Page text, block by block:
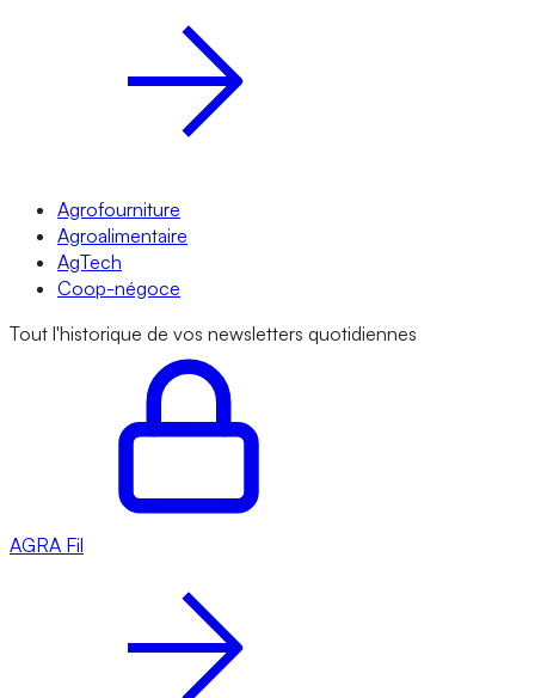
Agrofourniture
Agroalimentaire
AgTech
Coop-négoce
Tout l'historique de vos newsletters quotidiennes
AGRA Fil